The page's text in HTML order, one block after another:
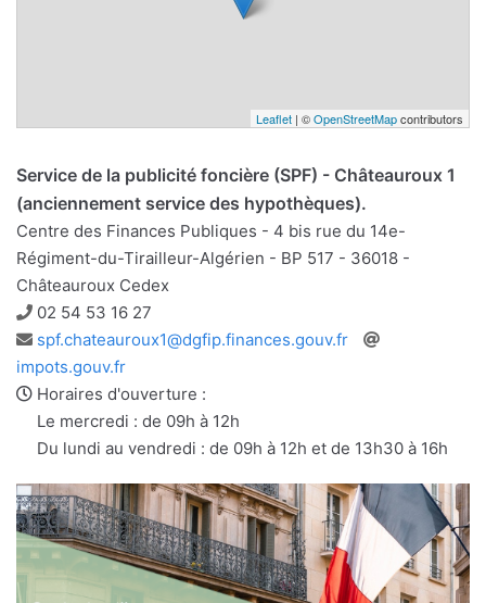
Leaflet | ©OpenStreetMapcontributors
Service de la publicité foncière (SPF) - Châteauroux 1
(anciennement service des hypothèques).
Centre des Finances Publiques - 4 bis rue du 14e-
Régiment-du-Tirailleur-Algérien - BP 517 - 36018 -
Châteauroux Cedex
Téléphone
02 54 53 16 27
Adresse
e-
mail
spf.chateauroux1@dgfip.finances.gouv.fr
impots.gouv.fr
Horaires d'ouverture :
Le mercredi : de 09h à 12h
Du lundi au vendredi : de 09h à 12h et de 13h30 à 16h